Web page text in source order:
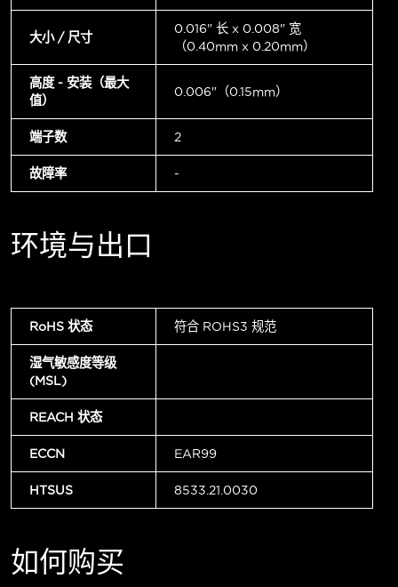
大小 / 尺寸
0.016" 长 x 0.008" 宽
（0.40mm x 0.20mm）
高度 - 安装（最大
值）
0.006"（0.15mm）
端子数 2
故障率 -
环境与出口
RoHS 状态 符合 ROHS3 规范
湿气敏感度等级
(MSL)
REACH 状态
ECCN EAR99
HTSUS 8533.21.0030
如何购买